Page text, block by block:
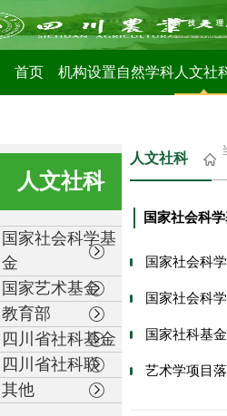
科技管
首页 机构设置自然学科人文社
人文社科
国家社会科学基
金
国家艺术基金
教育部
四川省社科基金
四川省社科联
其他
人文社科
国家社会科